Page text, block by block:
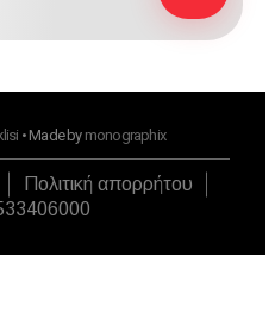
• Made bymonographix
Πολιτική απορρήτου